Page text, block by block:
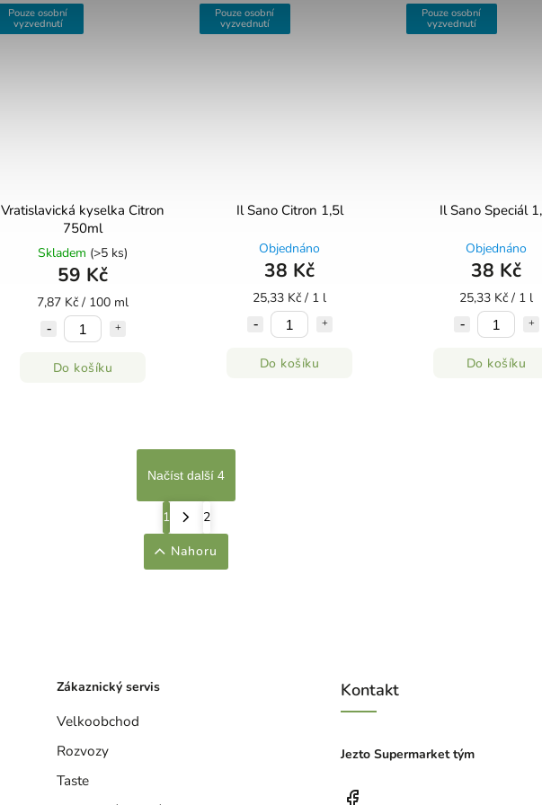
Pouze osobní
vyzvednutí
Vratislavická kyselka Citron
750ml
Skladem (>5 ks)
59 Kč
7,87 Kč / 100 ml
Do košíku
Pouze osobní
vyzvednutí
Il Sano Citron 1,5l
Objednáno
38 Kč
25,33 Kč / 1 l
Do košíku
Pouze osobní
vyzvednutí
Il Sano Speciál
Objednáno
38 Kč
25,33 Kč / 1 l
Do košíku
Načíst další 4
1
2
Nahoru
Zákaznický servis
Velkoobchod
Rozvozy
Taste
Kontakt
Jezto Supermarket tým